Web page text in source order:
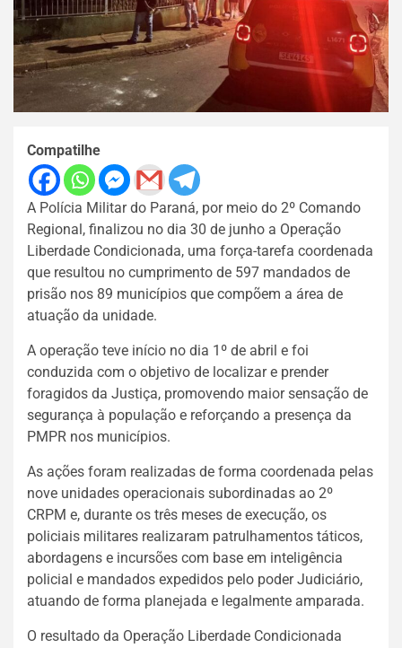
Compatilhe
A Polícia Militar do Paraná, por meio do 2º Comando
Regional, finalizou no dia 30 de junho a Operação
Liberdade Condicionada, uma força-tarefa coordenada
que resultou no cumprimento de 597 mandados de
prisão nos 89 municípios que compõem a área de
atuação da unidade.
A operação teve início no dia 1º de abril e foi
conduzida com o objetivo de localizar e prender
foragidos da Justiça, promovendo maior sensação de
segurança à população e reforçando a presença da
PMPR nos municípios.
As ações foram realizadas de forma coordenada pelas
nove unidades operacionais subordinadas ao 2º
CRPM e, durante os três meses de execução, os
policiais militares realizaram patrulhamentos táticos,
abordagens e incursões com base em inteligência
policial e mandados expedidos pelo poder Judiciário,
atuando de forma planejada e legalmente amparada.
O resultado da Operação Liberdade Condicionada